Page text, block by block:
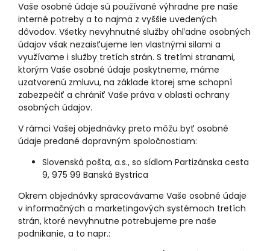
Vaše osobné údaje sú používané výhradne pre naše
interné potreby a to najmä z vyššie uvedených
dôvodov. Všetky nevyhnutné služby ohľadne osobných
údajov však nezaisťujeme len vlastnými silami a
využívame i služby tretích strán. S tretími stranami,
ktorým Vaše osobné údaje poskytneme, máme
uzatvorenú zmluvu, na základe ktorej sme schopní
zabezpečiť a chrániť Vaše práva v oblasti ochrany
osobných údajov.
V rámci Vašej objednávky preto môžu byť osobné
údaje predané dopravným spoločnostiam:
Slovenská pošta, a.s., so sídlom Partizánska cesta
9, 975 99 Banská Bystrica
Okrem objednávky spracovávame Vaše osobné údaje
v informačných a marketingových systémoch tretích
strán, ktoré nevyhnutne potrebujeme pre naše
podnikanie, a to napr.: